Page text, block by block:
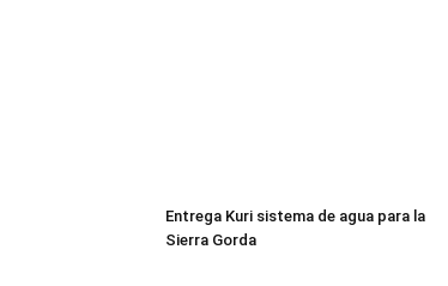
Entrega Kuri sistema de agua para la
Sierra Gorda